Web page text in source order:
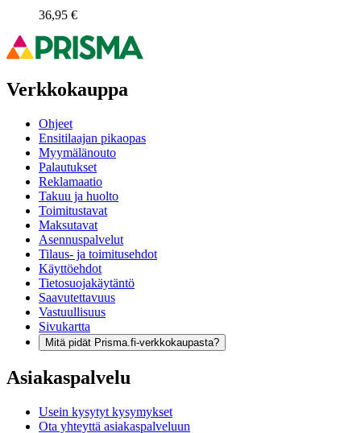
36,95 €
Verkkokauppa
Ohjeet
Ensitilaajan pikaopas
Myymälänouto
Palautukset
Reklamaatio
Takuu ja huolto
Toimitustavat
Maksutavat
Asennuspalvelut
Tilaus- ja toimitusehdot
Käyttöehdot
Tietosuojakäytäntö
Saavutettavuus
Vastuullisuus
Sivukartta
Mitä pidät Prisma.fi-verkkokaupasta?
Asiakaspalvelu
Usein kysytyt kysymykset
Ota yhteyttä asiakaspalveluun